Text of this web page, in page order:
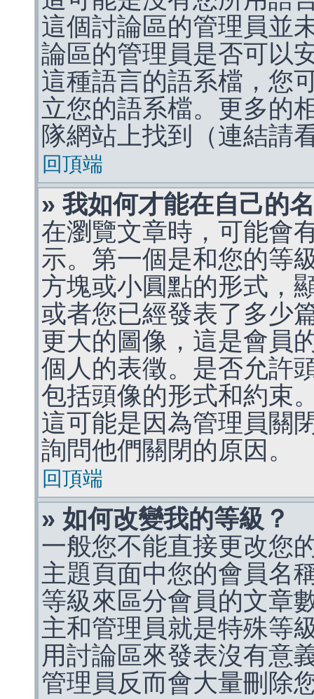
這個討論區的管理員並
論區的管理員是否可以
這種語言的語系檔，您
立您的語系檔。更多的
隊網站上找到（連結請
回頂端
» 我如何才能在自己的
在瀏覽文章時，可能會
示。第一個是和您的等
方塊或小圓點的形式，
或者您已經發表了多少
更大的圖像，這是會員
個人的表徵。是否允許
包括頭像的形式和約束
這可能是因為管理員關
詢問他們關閉的原因。
回頂端
» 如何改變我的等級？
一般您不能直接更改您
主題頁面中您的會員名
等級來區分會員的文章
主和管理員就是特殊等
用討論區來發表沒有意
管理員反而會大量刪除